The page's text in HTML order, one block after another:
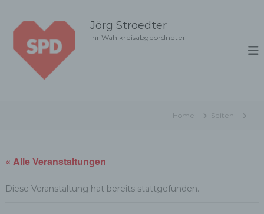
Jörg Stroedter
Ihr Wahlkreisabgeordneter
Home Seiten
« Alle Veranstaltungen
Diese Veranstaltung hat bereits stattgefunden.